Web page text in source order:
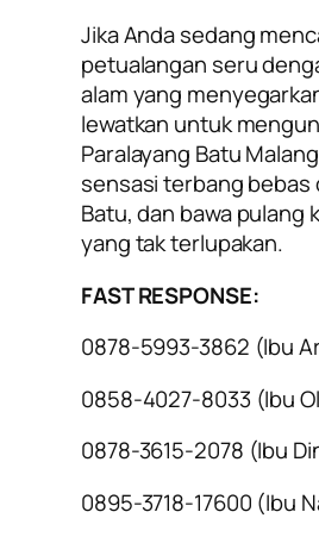
Jika Anda sedang
petualangan seru
alam yang
lewatkan untuk
Paralayang Batu
sensasi terbang bebas
Batu, dan bawa pulang
yang tak terlupakan.
FAST RESPONSE:
0878-5993-3862 (Ibu
0858-4027-8033 (Ibu
0878-3615-2078 (Ibu
0895-3718-17600 (Ibu